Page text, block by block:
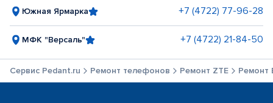
Южная Ярмарка +7 (4722) 77-96-28
МФК "Версаль" +7 (4722) 21-84-50
Сервис Pedant.ru Ремонт телефонов Ремонт ZTE Ремонт